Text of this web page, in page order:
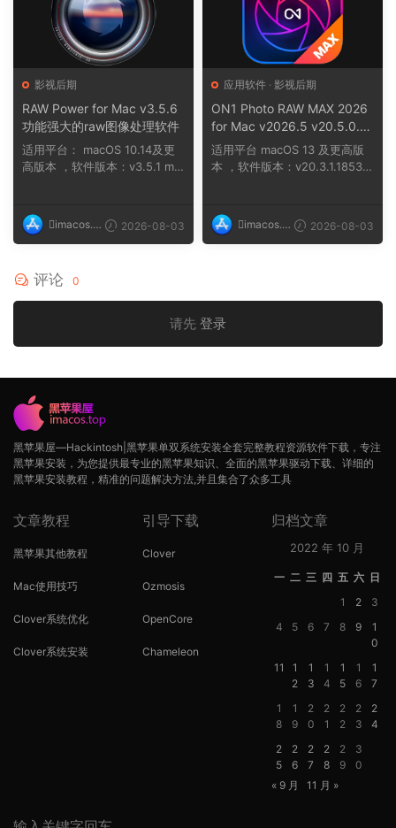
影视后期
RAW Power for Mac v3.5.6
功能强大的raw图像处理软件
适用平台： macOS 10.14及更
高版本 ，软件版本：v3.5.1 ma
imacos.t
op
2026-08-03
应用软件 · 影视后期
ON1 Photo RAW MAX 2026
for Mac v2026.5 v20.5.0.19
010 一款功能全面性能出色的
照片编辑软件
适用平台 macOS 13 及更高版
本 ，软件版本：v20.3.1.18535
imacos.t
op
2026-08-03
评论 0
请先 登录
黑苹果屋—Hackintosh|黑苹果单双系统安装全套完整教程资源软件下载，专注
黑苹果安装，为您提供最专业的黑苹果知识、全面的黑苹果驱动下载、详细的
黑苹果安装教程，精准的问题解决方法,并且集合了众多工具
文章教程
黑苹果其他教程
Mac使用技巧
Clover系统优化
Clover系统安装
引导下载
Clover
Ozmosis
OpenCore
Chameleon
归档文章
2022 年 10 月
一 二 三 四 五 六 日
1
2
3
4
5 6 7 8 9
1
0
11
1
2
1
3
1
4
1
5
1
6
1
7
1
8
1
9
2
0
2
1
2
2
2
3
2
4
2
5
2
6
2
7
2
8
2
9
3
0
« 9 月
11 月 »